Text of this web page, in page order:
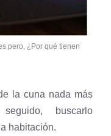
pero, ¿Por qué tienen
la cuna nada más
buscarlo
habitación.